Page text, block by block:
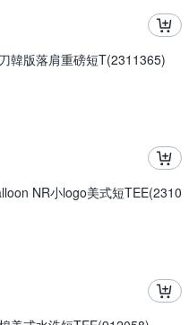
韓版落肩重磅短T(2311365)
NR小logo美式短TEE(2310